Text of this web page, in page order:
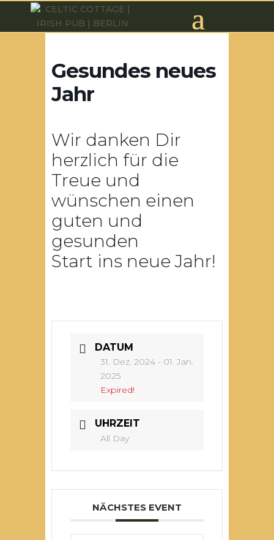
Gesundes neues
Jahr
Wir danken Dir
herzlich für die
Treue und
wünschen einen
guten und
gesunden
Start ins neue Jahr!
DATUM
31. Dez. 2024 - 01. Jan.
2025
Expired!
UHRZEIT
All Day
NÄCHSTES EVENT